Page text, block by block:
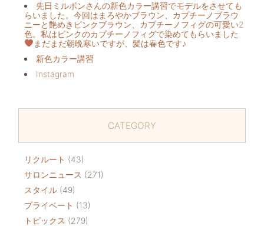
先日ミルボンさんの新色カラー講習でモデルをさせても
らいました。今回はまろやかブラウン、カプチーノブラウ
ニーと艶めきピンクブラウン、カプチーノフィグの可愛い2
色。私はピンクのカプチーノフィグで染めてもらいました
まだまだ朝晩寒いですが、髪は春色です♪
新色カラー講習
Instagram
CATEGORY
リクルート (43)
サロンニュース (271)
スタイル (49)
プライベート (13)
トピックス (279)